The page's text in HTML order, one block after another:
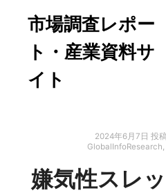
市場調査レポー
ト・産業資料サ
イト
2024年6月7日 投
GlobalInfoResearch,
嫌気性スレ